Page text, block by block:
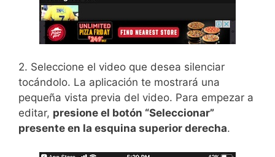
2. Seleccione el video que desea silenciar
tocándolo. La aplicación te mostrará una
pequeña vista previa del video. Para empezar a
editar, presione el botón “Seleccionar”
presente en la esquina superior derecha.